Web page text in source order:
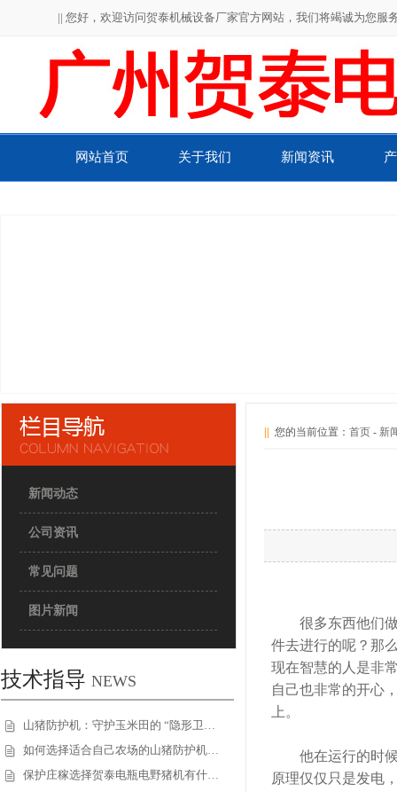
|| 您好，欢迎访问贺泰机械设备厂家官方网站，我们将竭诚为您
网站首页 关于我们 新闻资讯
新闻动态
公司资讯
常见问题
图片新闻
技术指导 NEWS
山猪防护机：守护玉米田的 “隐形卫…
如何选择适合自己农场的山猪防护机…
保护庄稼选择贺泰电瓶电野猪机有什…
您的当前位置： 首页 - 新
很多东西他们做
件去进行的呢？那
现在智慧的人是非
自己也非常的开心
上。
他在运行的时候
原理仅仅只是发电